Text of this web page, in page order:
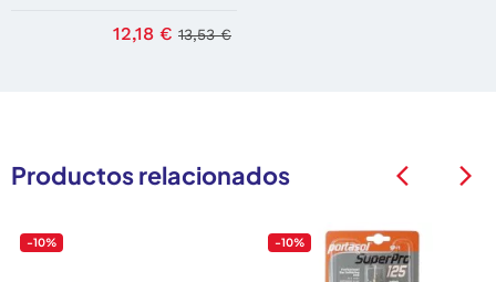
12,18 € 13,53 €
Productos relacionados
-10% -10%
arrow_back_ios arrow_back_ios